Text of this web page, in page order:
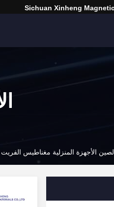
Sichuan Xinheng
الأجهزة المنزلية مغناطيس الفريت